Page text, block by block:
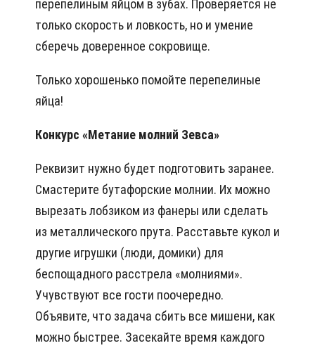
перепелиным яйцом в зубах. Проверяется не
только скорость и ловкость, но и умение
сберечь доверенное сокровище.
Только хорошенько помойте перепелиные
яйца!
Конкурс «Метание молний Зевса»
Реквизит нужно будет подготовить заранее.
Смастерите бутафорские молнии. Их можно
вырезать лобзиком из фанеры или сделать
из металлического прута. Расставьте кукол и
другие игрушки (люди, домики) для
беспощадного расстрела «молниями».
Учувствуют все гости поочередно.
Объявите, что задача сбить все мишени, как
можно быстрее. Засекайте время каждого